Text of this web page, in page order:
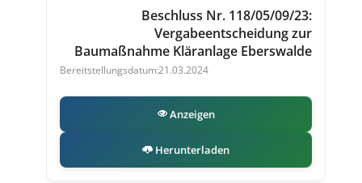
Beschluss Nr. 118/05/09/23:
Vergabeentscheidung zur
Baumaßnahme Kläranlage Eberswalde
21.03.2024
Anzeigen
Herunterladen